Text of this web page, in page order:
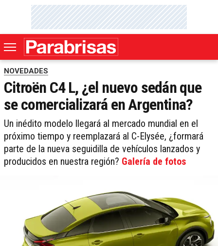
NOVEDADES
Citroën C4 L, ¿el nuevo sedán que
se comercializará en Argentina?
Un inédito modelo llegará al mercado mundial en el
próximo tiempo y reemplazará al C-Elysée, ¿formará
parte de la nueva seguidilla de vehículos lanzados y
producidos en nuestra región? Galería de fotos